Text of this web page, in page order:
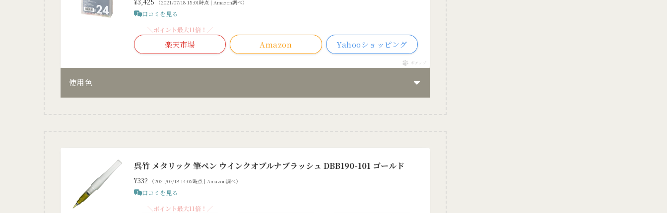
（2021/07/18 15:01時点 | Amazon調べ）
口コミを見る
Amazon
＼ポイント最大11倍！／
楽天市場 Yahooショッピング
ポチップ
使用色
呉竹 メタリック 筆ペン ウインクオブルナブラッシュ DBB190-101 ゴールド
¥332 （2021/07/18 14:05時点 | Amazon調べ）
口コミを見る
＼ポイント最大11倍！／